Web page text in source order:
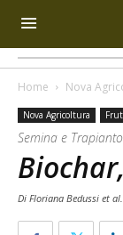
Home Nova
Nova Agricoltura
Semina e Trapianto
Di Floriana Bedussi et al.